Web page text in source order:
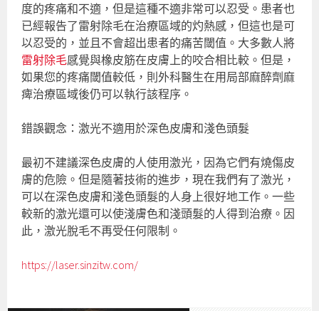
度的疼痛和不適，但是這種不適非常可以忍受。患者也
已經報告了雷射除毛在治療區域的灼熱感，但這也是可
以忍受的，並且不會超出患者的痛苦閾值。大多數人將
雷射除毛感覺與橡皮筋在皮膚上的咬合相比較。但是，
如果您的疼痛閾值較低，則外科醫生在用局部麻醉劑麻
痺治療區域後仍可以執行該程序。
錯誤觀念：激光不適用於深色皮膚和淺色頭髮
最初不建議深色皮膚的人使用激光，因為它們有燒傷皮
膚的危險。但是隨著技術的進步，現在我們有了激光，
可以在深色皮膚和淺色頭髮的人身上很好地工作。一些
較新的激光還可以使淺膚色和淺頭髮的人得到治療。因
此，激光脫毛不再受任何限制。
https://laser.sinzitw.com/